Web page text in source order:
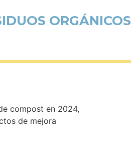
ORGÁNICOS
compost en 2024,
de mejora